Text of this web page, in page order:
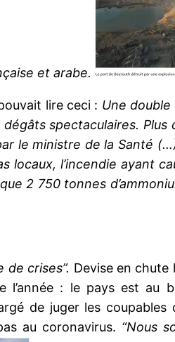
et arabe.
lire ceci : Une double
spectaculaires.
le ministre de la Santé
locaux, l’incendie ayant
2 750 tonnes
de crises”. Devise en chute
l’année : le pays est au
de juger les coupables
au coronavirus. “Nous